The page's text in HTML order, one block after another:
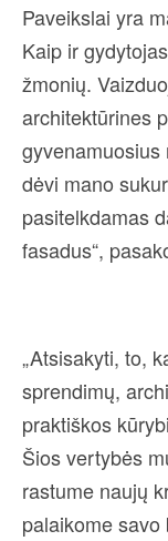
Paveikslai yra
Kaip ir
žmonių.
architektūrines
dėvi mano
pasitelkdamas
fasadus“,
„Atsisakyti, to,
sprendimų,
praktiškos
Šios vertybės
rastume naujų
palaikome